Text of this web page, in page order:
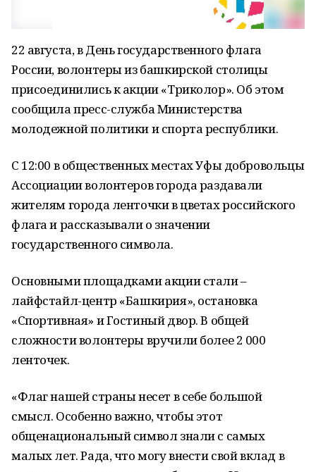
22 августа, в День государственного флага
России, волонтеры из башкирской столицы
присоединились к акции «Триколор». Об этом
сообщила пресс-служба Министерства
молодежной политики и спорта республики.
С 12:00 в общественных местах Уфы добровольцы
Ассоциации волонтеров города раздавали
жителям города ленточки в цветах российского
флага и рассказывали о значении
государственного символа.
Основными площадками акции стали –
лайфстайл-центр «Башкирия», остановка
«Спортивная» и Гостиный двор. В общей
сложности волонтеры вручили более 2 000
ленточек.
«Флаг нашей страны несет в себе большой
смысл. Особенно важно, чтобы этот
общенациональный символ знали с самых
малых лет. Рада, что могу внести свой вклад в